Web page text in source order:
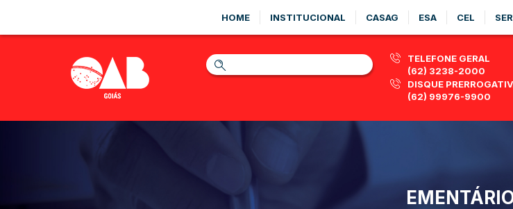
HOME INSTITUCIONAL CASAG ESA CEL
TELEFONE GERAL
(62) 3238-2000
DISQUE
(62) 99976-9900